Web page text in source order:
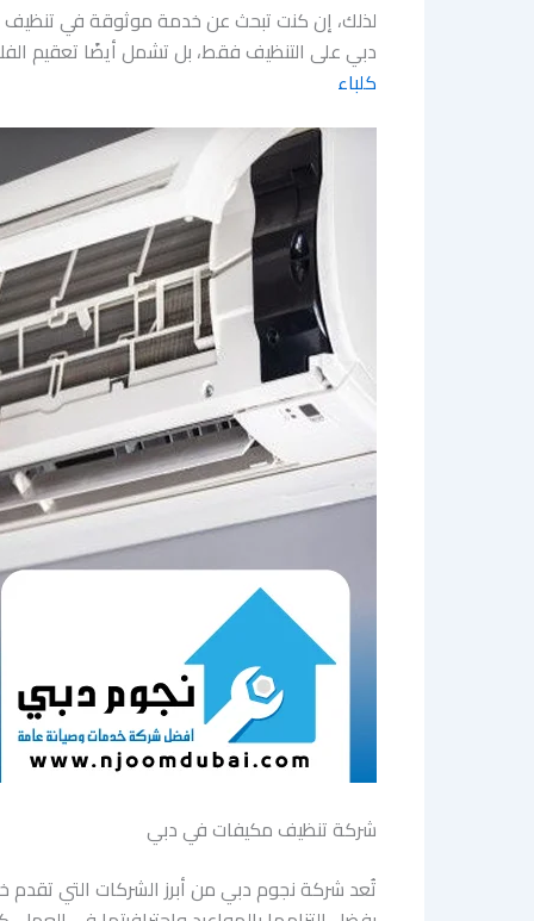
لذلك، إن كنت تبحث عن خدمة موثوقة في
دبي على التنظيف فقط، بل تشمل أيضًا تعقيم
كلباء
شركة تنظيف مكيفات في دبي
تُعد شركة نجوم دبي من أبرز الشركات التي